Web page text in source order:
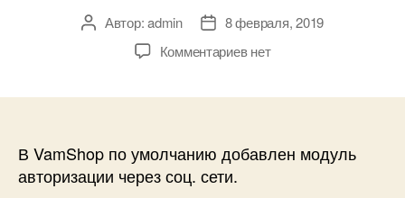
АвторАвтор:admin
Дата8 февраля, 2019
Комментариевк
Facebook!
нет
В VamShop по умолчанию добавлен модуль
авторизации через соц. сети.